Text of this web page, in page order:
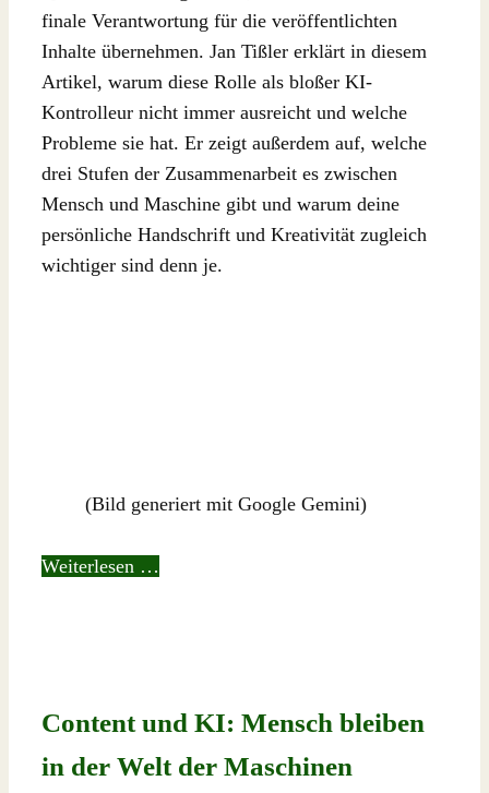
finale Verantwortung für die veröffentlichten
Inhalte übernehmen. Jan Tißler erklärt in diesem
Artikel, warum diese Rolle als bloßer KI-
Kontrolleur nicht immer ausreicht und welche
Probleme sie hat. Er zeigt außerdem auf, welche
drei Stufen der Zusammenarbeit es zwischen
Mensch und Maschine gibt und warum deine
persönliche Handschrift und Kreativität zugleich
wichtiger sind denn je.
(Bild generiert mit Google Gemini)
Weiterlesen …
Content und KI: Mensch bleiben
in der Welt der Maschinen